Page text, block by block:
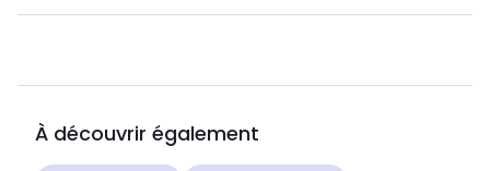
À découvrir également